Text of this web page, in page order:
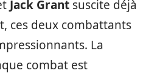
Jack Grant suscite déjà
ces deux combattants
La
combat est